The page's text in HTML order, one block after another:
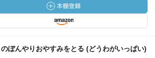
ぼんやりおやすみをとる (どうわがいっぱい)